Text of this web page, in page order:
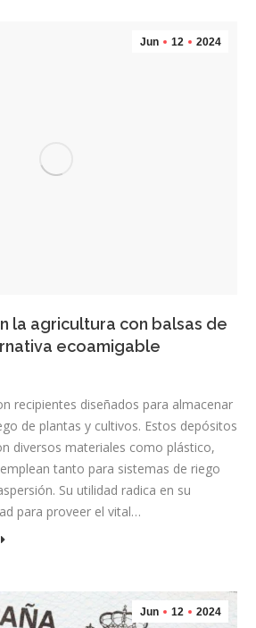
Jun 12 2024
la agricultura con balsas de
ecoamigable
recipientes diseñados para almacenar
de plantas y cultivos. Estos depósitos
diversos materiales como plástico,
tanto para sistemas de riego
Su utilidad radica en su
para proveer el vital…
Jun 12 2024